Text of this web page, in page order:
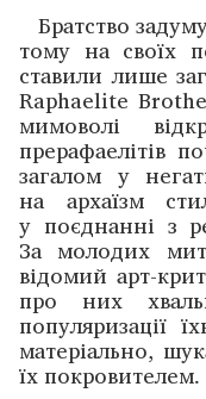
Братство
тому на своїх
ставили лише
Raphaelite
мимоволі
прерафаелітів
загалом у
на архаїзм
у поєднанні з
За молодих
відомий арт-
про них
популяризації
матеріально,
їх покровителем.